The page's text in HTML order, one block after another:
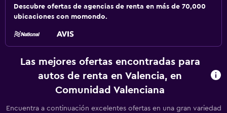
Descubre ofertas de agencias de renta en más de 70,000
ubicaciones con momondo.
Las mejores ofertas encontradas para
autos de renta en Valencia, en
Comunidad Valenciana
Encuentra a continuación excelentes ofertas en una gran variedad